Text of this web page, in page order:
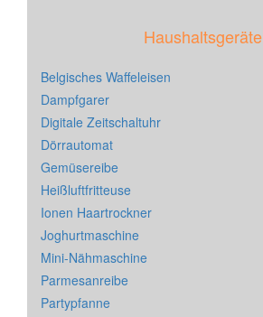
Haushaltsgeräte
Belgisches Waffeleisen
Dampfgarer
Digitale Zeitschaltuhr
Dörrautomat
Gemüsereibe
Heißluftfritteuse
Ionen Haartrockner
Joghurtmaschine
Mini-Nähmaschine
Parmesanreibe
Partypfanne